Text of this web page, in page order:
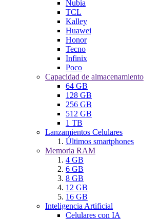
Nubia
TCL
Kalley
Huawei
Honor
Tecno
Infinix
Poco
Capacidad de almacenamiento
64 GB
128 GB
256 GB
512 GB
1 TB
Lanzamientos Celulares
Últimos smartphones
Memoria RAM
4 GB
6 GB
8 GB
12 GB
16 GB
Inteligencia Artificial
Celulares con IA